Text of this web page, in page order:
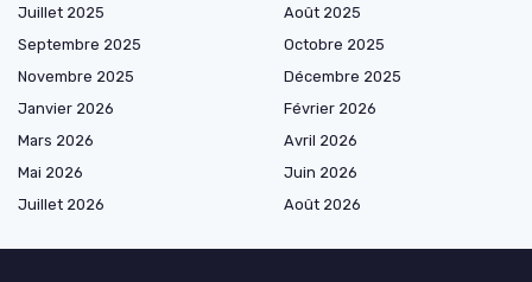
Juillet 2025
Août 2025
Septembre 2025
Octobre 2025
Novembre 2025
Décembre 2025
Janvier 2026
Février 2026
Mars 2026
Avril 2026
Mai 2026
Juin 2026
Juillet 2026
Août 2026